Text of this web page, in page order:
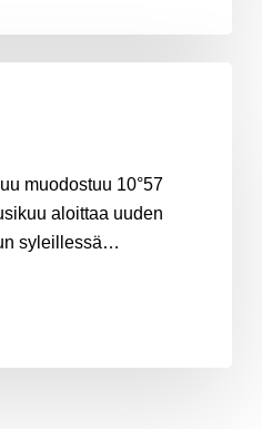
muodostuu 10°57
aloittaa uuden
syleillessä…